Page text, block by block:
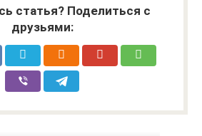
статья? Поделиться с
друзьями: